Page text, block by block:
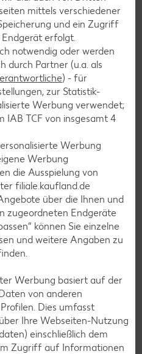
mittels verschiedener
und ein Zugriff
erfolgt.
notwendig oder werden
durch Partner (u.a. als
) - für
zur Statistik-
Werbung verwendet;
IAB TCF von insgesamt 4
Werbung
Werbung
die Ausspielung von
filiale.kaufland.de
über die Ihnen und
zugeordneten Endgeräte
können Sie einzelne
und weitere Angaben zu
Werbung basiert auf der
von anderen
Dies umfasst
Ihre Webseiten-Nutzung
einschließlich dem
Zugriff auf Informationen